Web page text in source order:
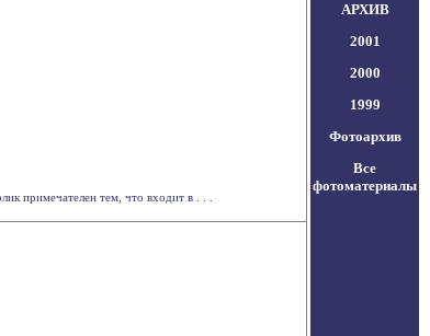
примечателен тем, что входит в . . .
АРХИВ
2001
2000
1999
Фотоархив
Все
фотоматериалы